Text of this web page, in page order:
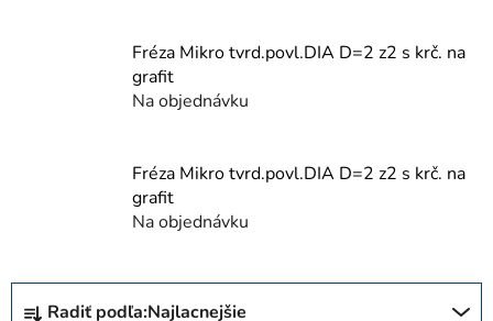
Fréza Mikro tvrd.povl.DIA D=2 z2 s krč. na
grafit
Na objednávku
Fréza Mikro tvrd.povl.DIA D=2 z2 s krč. na
grafit
Na objednávku
R
Radiť podľa:Najlacnejšie